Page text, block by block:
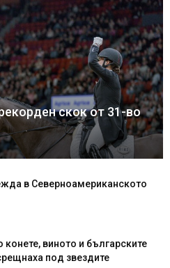
скок от 31-во
в Северноамериканското
конете, виното и българските
под звездите